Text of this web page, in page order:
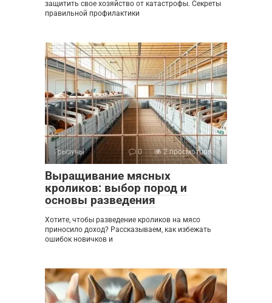
защитить свое хозяйство от катастрофы. Секреты
правильной профилактики
Грызуны 0 2 просмотров
Выращивание мясных
кроликов: выбор пород и
основы разведения
Хотите, чтобы разведение кроликов на мясо
приносило доход? Рассказываем, как избежать
ошибок новичков и